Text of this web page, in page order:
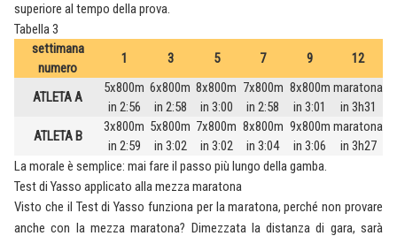
superiore al tempo della prova.
Tabella 3
settimana
numero
1 3 5 7 9 12
ATLETA A
5x800m
in 2:56
6x800m
in 2:58
8x800m
in 3:00
7x800m
in 2:58
8x800m
in 3:01
maratona
in 3h31
ATLETA B
3x800m
in 2:59
5x800m
in 3:02
7x800m
in 3:02
8x800m
in 3:04
9x800m
in 3:06
maratona
in 3h27
La morale è semplice: mai fare il passo più lungo della gamba.
Test di Yasso applicato alla mezza maratona
Visto che il Test di Yasso funziona per la maratona, perché non provare
anche con la mezza maratona? Dimezzata la distanza di gara, sarà